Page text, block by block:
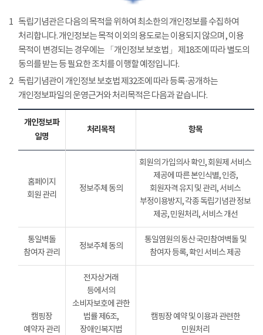
1 독립기념관은 다음의 목적을 위하여 최소한의 개인정보를 수집하여
처리합니다. 개인정보는 목적 이외의 용도로는 이용되지 않으며, 이용
목적이 변경되는 경우에는 「개인정보 보호법」 제18조에 따라 별도의
동의를 받는 등 필요한 조치를 이행할 예정입니다.
2 독립기념관이 개인정보 보호법 제32조에 따라 등록·공개하는
개인정보파일의 운영근거와 처리목적은 다음과 같습니다.
개인정보파
일명
처리목적 항목
홈페이지
회원 관리
정보주체 동의
회원의 가입의사 확인, 회원제 서비스
제공에 따른 본인식별, 인증,
회원자격 유지 및 관리, 서비스
부정이용방지, 각종 독립기념관 정보
제공, 민원처리, 서비스 개선
통일벽돌
참여자 관리
정보주체 동의
통일염원의 동산 국민참여벽돌 및
참여자 등록, 확인 서비스 제공
캠핑장
예약자 관리
전자상거래
등에서의
소비자보호에 관한
법률 제6조,
장애인복지법
캠핑장 예약 및 이용과 관련한
민원처리